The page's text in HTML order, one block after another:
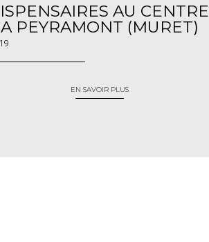
AU CENTRE
PEYRAMONT (MURET)
EN SAVOIR PLUS